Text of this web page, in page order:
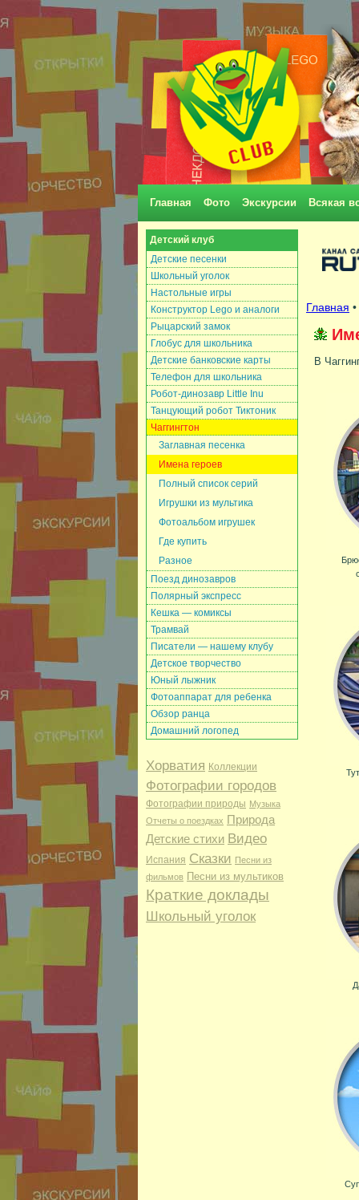
Главная Фото Экскурсии Всякая
Детский клуб
Детские песенки
Школьный уголок
Настольные игры
Конструктор Lego и аналоги
Рыцарский замок
Глобус для школьника
Детские банковские карты
Телефон для школьника
Робот-динозавр Little Inu
Танцующий робот Тиктоник
Чаггингтон
Заглавная песенка
Имена героев
Полный список серий
Игрушки из мультика
Фотоальбом игрушек
Где купить
Разное
Поезд динозавров
Полярный экспресс
Кешка — комиксы
Трамвай
Писатели — нашему клубу
Детское творчество
Юный лыжник
Фотоаппарат для ребенка
Обзор ранца
Домашний логопед
Хорватия Коллекции
Фотографии городов
Фотографии природы Музыка
Отчеты о поездках Природа
Детские стихи Видео
Испания Сказки Песни из
фильмов Песни из мультиков
Краткие доклады
Школьный уголок
Главная •
В